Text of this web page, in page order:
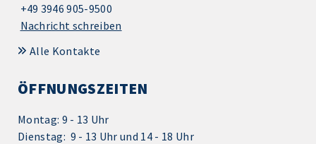
+49 3946 905-9500
Nachricht schreiben
Alle Kontakte
ÖFFNUNGSZEITEN
Montag: 9 - 13 Uhr
Dienstag: 9 - 13 Uhr und 14 - 18 Uhr